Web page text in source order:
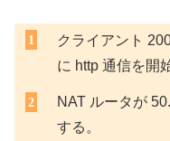
クライアント
に http 通信を開
NAT ルータが
する。